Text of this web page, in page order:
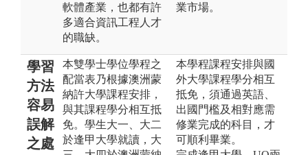
軟體產業，也都有許
多適合資訊工程人才
的職缺。
業市場。
學習
方法
容易
誤解
之處
本雙學士學位學程之
配當表乃根據澳洲蒙
納許大學課程安排，
與其課程學分相互抵
免。學生大一、大二
於逢甲大學就讀，大
本學程課程安排與國
外大學課程學分相互
抵免，須通過英語、
出國門檻及相對應需
修業完成的科目，才
可順利畢業。